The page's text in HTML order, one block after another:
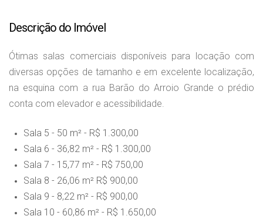
Descrição do Imóvel
Ótimas salas comerciais disponíveis para locação com
diversas opções de tamanho e em excelente localização,
na esquina com a rua Barão do Arroio Grande o prédio
conta com elevador e acessibilidade.
Sala 5 - 50 m² - R$ 1.300,00
Sala 6 - 36,82 m² - R$ 1.300,00
Sala 7 - 15,77 m² - R$ 750,00
Sala 8 - 26,06 m² R$ 900,00
Sala 9 - 8,22 m² - R$ 900,00
Sala 10 - 60,86 m² - R$ 1.650,00